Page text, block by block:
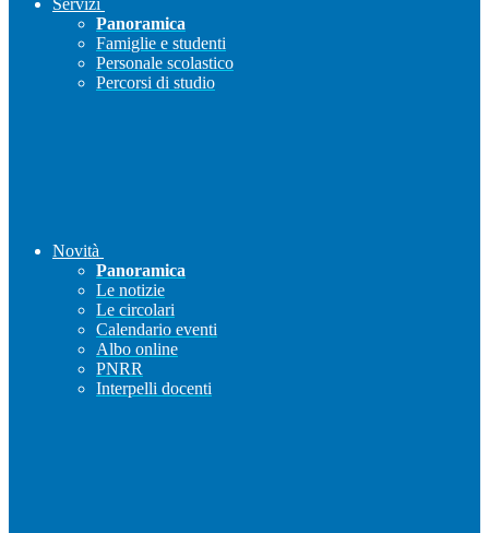
Servizi
Panoramica
Famiglie e studenti
Personale scolastico
Percorsi di studio
Novità
Panoramica
Le notizie
Le circolari
Calendario eventi
Albo online
PNRR
Interpelli docenti